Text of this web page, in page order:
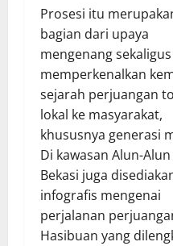
Prosesi itu
bagian dari upaya
mengenang sekaligus
memperkenalkan
sejarah perjuangan
lokal ke masyarakat,
khususnya generasi
Di kawasan Alun-
Bekasi juga
infografis mengenai
perjalanan
Hasibuan yang